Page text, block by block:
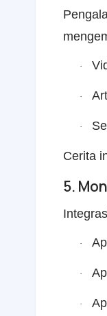
·
·
·
Cerita
5.
·
·
·